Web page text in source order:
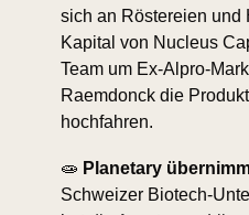
sich an Röstereien und
Kapital von Nucleus
Team um Ex-Alpro-
Raemdonck die
hochfahren.
🧫 Planetary
Schweizer Biotech-